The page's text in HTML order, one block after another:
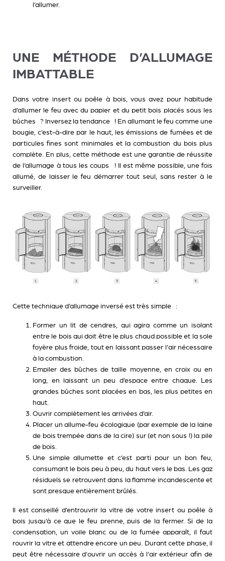
l’allumer.
UNE MÉTHODE D’ALLUMAGE
IMBATTABLE
Dans votre insert ou poêle à bois, vous avez pour habitude
d’allumer le feu avec du papier et du petit bois placés sous les
bûches ? Inversez la tendance ! En allumant le feu comme une
bougie, c’est-à-dire par le haut, les émissions de fumées et de
particules fines sont minimales et la combustion du bois plus
complète. En plus, cette méthode est une garantie de réussite
de l’allumage à tous les coups ! Il est même possible, une fois
allumé, de laisser le feu démarrer tout seul, sans rester à le
surveiller.
Cette technique d’allumage inversé est très simple :
Former un lit de cendres, qui agira comme un isolant
entre le bois qui doit être le plus chaud possible et la sole
foyère plus froide, tout en laissant passer l'air nécessaire
à la combustion.
Empiler des bûches de taille moyenne, en croix ou en
long, en laissant un peu d’espace entre chaque. Les
grandes bûches sont placées en bas, les plus petites en
haut.
Ouvrir complètement les arrivées d’air.
Placer un allume-feu écologique (par exemple de la laine
de bois trempée dans de la cire) sur (et non sous !) la pile
de bois.
Une simple allumette et c’est parti pour un bon feu,
consumant le bois peu à peu, du haut vers le bas. Les gaz
résiduels se retrouvent dans la flamme incandescente et
sont presque entièrement brûlés.
Il est conseillé d’entrouvrir la vitre de votre insert ou poêle à
bois jusqu’à ce que le feu prenne, puis de la fermer. Si de la
condensation, un voile blanc ou de la fumée apparaît, il faut
rouvrir la vitre et attendre encore un peu. Durant cette phase, il
peut être nécessaire d'ouvrir un accès à l'air extérieur afin de